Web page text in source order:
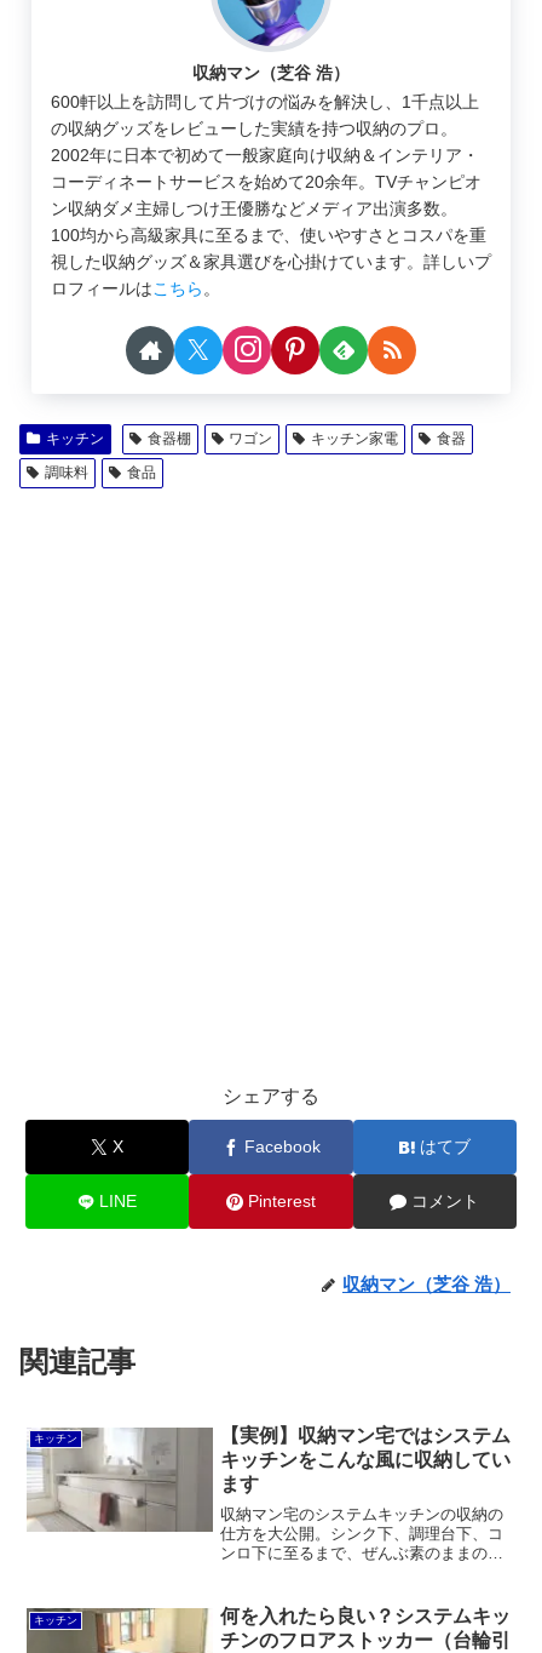
収納マン（芝谷 浩）
600軒以上を訪問して片づけの悩みを解決し、1千点以上
の収納グッズをレビューした実績を持つ収納のプロ。
2002年に日本で初めて一般家庭向け収納＆インテリア・
コーディネートサービスを始めて20余年。TVチャンピオ
ン収納ダメ主婦しつけ王優勝などメディア出演多数。
100均から高級家具に至るまで、使いやすさとコスパを重
視した収納グッズ＆家具選びを心掛けています。詳しいプ
ロフィールはこちら 。
キッチン 食器棚 ワゴン キッチン家電
食器
調味料
食品
シェアする
X Facebook はてブ
LINE Pinterest コメント
収納マン（芝谷 浩）
関連記事
キッチン
【実例】収納マン宅ではシステム
キッチンをこんな風に収納してい
ます
収納マン宅のシステムキッチンの収納の
仕方を大公開。シンク下、調理台下、コ
ンロ下に至るまで、ぜんぶ素のままの状
した配置で使いやすくなるということが
お分かりいただければ幸いです。
キッチン
何を入れたら良い？システムキッ
チンのフロアストッカー（台輪引